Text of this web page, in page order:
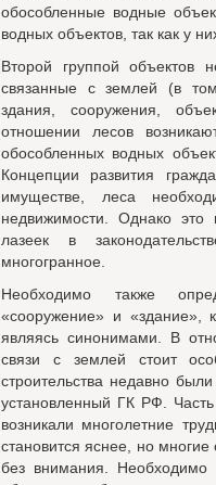
обособленные водные
водных объектов, так как у
Второй группой объектов
связанные с землей (в
здания, сооружения,
отношении лесов
обособленных водных
Концепции развития
имуществе, леса
недвижимости. Однако это
лазеек в
многогранное.
Необходимо также
«сооружение» и «здание»,
являясь синонимами. В
связи с землей стоит
строительства недавно
установленный ГК РФ.
возникали многолетние
становится яснее, но
без внимания. Необходимо